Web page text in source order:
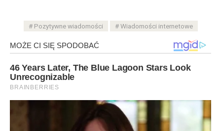
Pozytywne wiadomości Wiadomości internetowe